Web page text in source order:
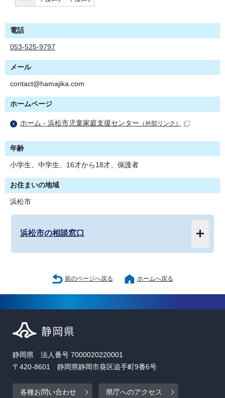
電話
053-525-9797
メール
contact@hamajika.com
ホームページ
ホーム - 浜松市児童家庭支援センター （外部リンク）
年齢
小学生、中学生、16才から18才、保護者
お住まいの地域
浜松市
浜松市の相談窓口
前のページへ戻る ホームへ戻る
静岡県 法人番号 7000020220001
〒420-8601 静岡県静岡市葵区追手町9番6号
各種お問い合わせ 県庁へのアクセス